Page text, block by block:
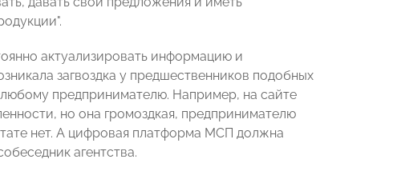
актуализировать информацию и
загвоздка у предшественников подобных
предпринимателю. Например, на сайте
но она громоздкая, предпринимателю
нет. А цифровая платформа МСП должна
агентства.